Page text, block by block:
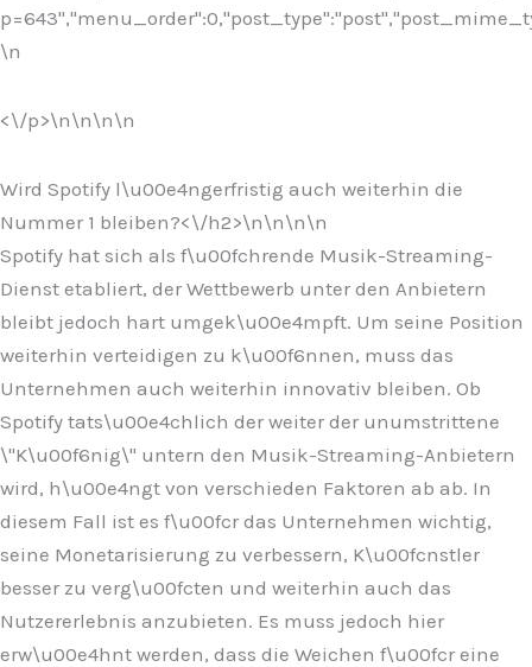
\n
<\/p>\n\n\n\n
Wird Spotify l\u00e4ngerfristig auch weiterhin die
Nummer 1 bleiben?<\/h2>\n\n\n\n
Spotify hat sich als f\u00fchrende Musik-Streaming-
Dienst etabliert, der Wettbewerb unter den Anbietern
bleibt jedoch hart umgek\u00e4mpft. Um seine Position
weiterhin verteidigen zu k\u00f6nnen, muss das
Unternehmen auch weiterhin innovativ bleiben. Ob
Spotify tats\u00e4chlich der weiter der unumstrittene
\"K\u00f6nig\" untern den Musik-Streaming-Anbietern
wird, h\u00e4ngt von verschieden Faktoren ab ab. In
diesem Fall ist es f\u00fcr das Unternehmen wichtig,
seine Monetarisierung zu verbessern, K\u00fcnstler
besser zu verg\u00fcten und weiterhin auch das
Nutzererlebnis anzubieten. Es muss jedoch hier
erw\u00e4hnt werden, dass die Weichen f\u00fcr eine